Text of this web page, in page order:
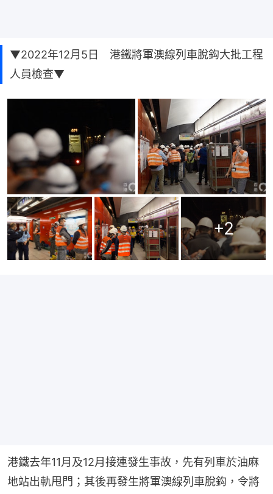
▼2022年12月5日 港鐵將軍澳線列車脫鈎大批工程
人員檢查▼
+2
港鐵去年11月及12月接連發生事故，先有列車於油麻
地站出軌甩門；其後再發生將軍澳線列車脫鈎，令將